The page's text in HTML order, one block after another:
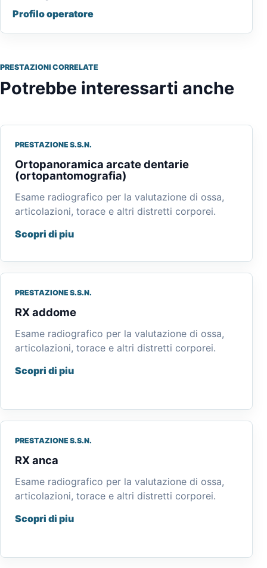
Profilo operatore
PRESTAZIONI CORRELATE
Potrebbe interessarti anche
PRESTAZIONE S.S.N.
Ortopanoramica arcate dentarie
(ortopantomografia)
Esame radiografico per la valutazione di ossa,
articolazioni, torace e altri distretti corporei.
Scopri di piu
PRESTAZIONE S.S.N.
RX addome
Esame radiografico per la valutazione di ossa,
articolazioni, torace e altri distretti corporei.
Scopri di piu
PRESTAZIONE S.S.N.
RX anca
Esame radiografico per la valutazione di ossa,
articolazioni, torace e altri distretti corporei.
Scopri di piu